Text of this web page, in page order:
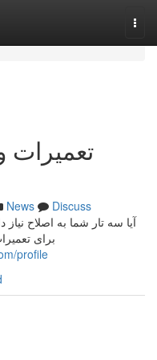
تعمیرات
News
Discuss
آیا سه تار شما به اصلاح
برای
profile